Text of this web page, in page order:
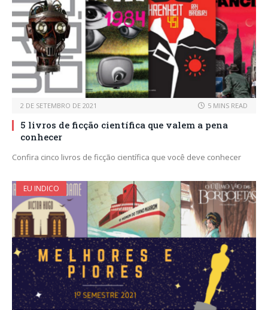
2 DE SETEMBRO DE 2021 5 MINS READ
5 livros de ficção científica que valem a pena
conhecer
Confira cinco livros de ficção científica que você deve conhecer
EU INDICO